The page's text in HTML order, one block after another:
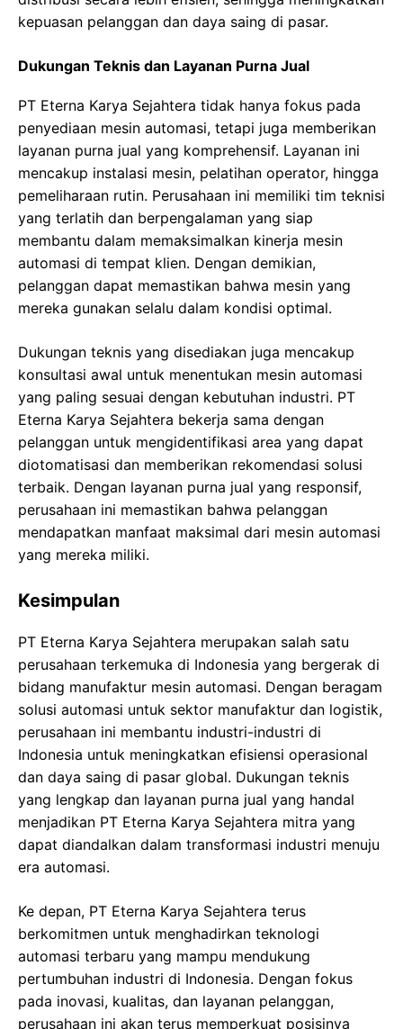
kepuasan pelanggan dan daya saing di pasar.
Dukungan Teknis dan Layanan Purna Jual
PT Eterna Karya Sejahtera tidak hanya fokus pada
penyediaan mesin automasi, tetapi juga memberikan
layanan purna jual yang komprehensif. Layanan ini
mencakup instalasi mesin, pelatihan operator, hingga
pemeliharaan rutin. Perusahaan ini memiliki tim teknisi
yang terlatih dan berpengalaman yang siap
membantu dalam memaksimalkan kinerja mesin
automasi di tempat klien. Dengan demikian,
pelanggan dapat memastikan bahwa mesin yang
mereka gunakan selalu dalam kondisi optimal.
Dukungan teknis yang disediakan juga mencakup
konsultasi awal untuk menentukan mesin automasi
yang paling sesuai dengan kebutuhan industri. PT
Eterna Karya Sejahtera bekerja sama dengan
pelanggan untuk mengidentifikasi area yang dapat
diotomatisasi dan memberikan rekomendasi solusi
terbaik. Dengan layanan purna jual yang responsif,
perusahaan ini memastikan bahwa pelanggan
mendapatkan manfaat maksimal dari mesin automasi
yang mereka miliki.
Kesimpulan
PT Eterna Karya Sejahtera merupakan salah satu
perusahaan terkemuka di Indonesia yang bergerak di
bidang manufaktur mesin automasi. Dengan beragam
solusi automasi untuk sektor manufaktur dan logistik,
perusahaan ini membantu industri-industri di
Indonesia untuk meningkatkan efisiensi operasional
dan daya saing di pasar global. Dukungan teknis
yang lengkap dan layanan purna jual yang handal
menjadikan PT Eterna Karya Sejahtera mitra yang
dapat diandalkan dalam transformasi industri menuju
era automasi.
Ke depan, PT Eterna Karya Sejahtera terus
berkomitmen untuk menghadirkan teknologi
automasi terbaru yang mampu mendukung
pertumbuhan industri di Indonesia. Dengan fokus
pada inovasi, kualitas, dan layanan pelanggan,
perusahaan ini akan terus memperkuat posisinya